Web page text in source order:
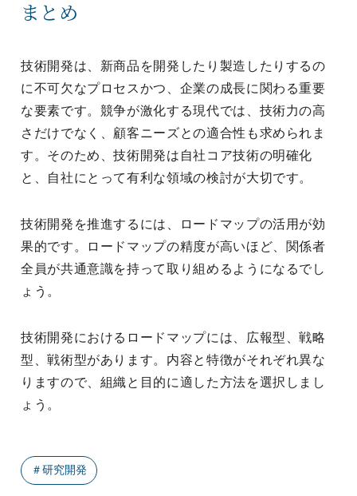
まとめ
技術開発は、新商品を開発したり製造したりするの
に不可欠なプロセスかつ、企業の成長に関わる重要
な要素です。競争が激化する現代では、技術力の高
さだけでなく、顧客ニーズとの適合性も求められま
す。そのため、技術開発は自社コア技術の明確化
と、自社にとって有利な領域の検討が大切です。
技術開発を推進するには、ロードマップの活用が効
果的です。ロードマップの精度が高いほど、関係者
全員が共通意識を持って取り組めるようになるでし
ょう。
技術開発におけるロードマップには、広報型、戦略
型、戦術型があります。内容と特徴がそれぞれ異な
りますので、組織と目的に適した方法を選択しまし
ょう。
＃研究開発